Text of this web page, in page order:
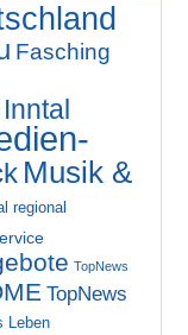
Fasching
Inntal
Musik &
regional
TopNews
TopNews
Leben